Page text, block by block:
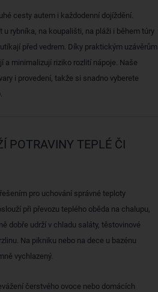
cesty autem i každodenní dojíždění.
u rybníka, na koupališti, na pláži i během túry
před vedrem. Díky praktickým uzávěrům
a minimalizují riziko rozlití nápoje. Naše
i provedení, takže si snadno vyberete
POTRAVINY TEPLÉ ČI
pro uchování správné teploty
při převozu teplého oběda na chalupu,
dobře udrží v chladu saláty, těstovinové
Na pikniku nebo na dece u bazénu
vychlazený.
čerstvého ovoce nebo domácích